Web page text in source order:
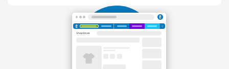
ce sens sur le site mais je n'ai pour le moment pas de
retour. Il va de soi que je ne peux retourner l'article car il
a été utilisé, compliqué à démonter et je n'ai plus le